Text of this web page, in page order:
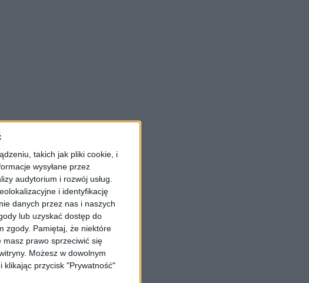
takich jak pliki cookie, i
wysyłane przez
audytorium i rozwój usług.
i identyfikację
danych przez nas i naszych
lub uzyskać dostęp do
zgody. Pamiętaj, że niektóre
prawo sprzeciwić się
Możesz w dowolnym
przycisk "Prywatność"
ten wieczór jest trochę inny, tak…